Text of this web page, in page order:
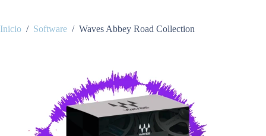
Inicio / Software / Waves Abbey Road Collection